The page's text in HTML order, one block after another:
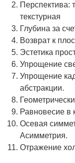
Перспектива:
текстурная
Глубина за
Возврат к
Эстетика
Упрощение
Упрощение
абстракции.
Равновесие в
Осевая
Асимметрия.
Отражение